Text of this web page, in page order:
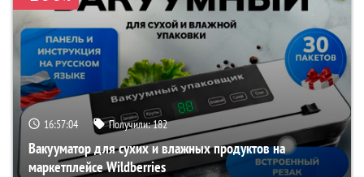
16:57:03 Получили:182
Вакууматор для сухих и влажных продуктов на
маркетплейсе Wildberries